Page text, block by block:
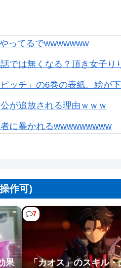
ってるでwwwwwww
では無くなる？頂き女子り
ッチ」の6巻の表紙、絵が
が追放される理由ｗｗｗ
に暴かれるwwwwwwwww
この『ドラゴンボールの家
ん 999みたいな長いクエス
さんニャクラッチやってま
作可)
果
7
「カオス」のスキル